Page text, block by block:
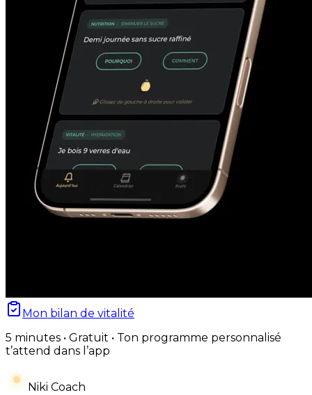
Mon bilan de vitalité
5 minutes • Gratuit • Ton programme personnalisé
t’attend dans l’app
Niki Coach